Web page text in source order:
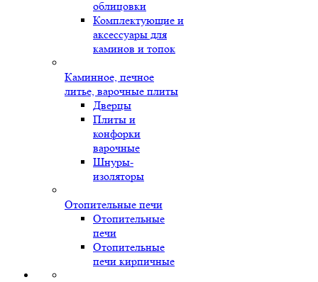
облицовки
Комплектующие и
аксессуары для
каминов и топок
Каминное, печное
литье, варочные плиты
Дверцы
Плиты и
конфорки
варочные
Шнуры-
изоляторы
Отопительные печи
Отопительные
печи
Отопительные
печи кирпичные